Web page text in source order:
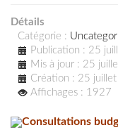
Détails
Catégorie :
Publication : 25
Mis à jour : 25
Création : 25
Affichages : 1927
Consultations